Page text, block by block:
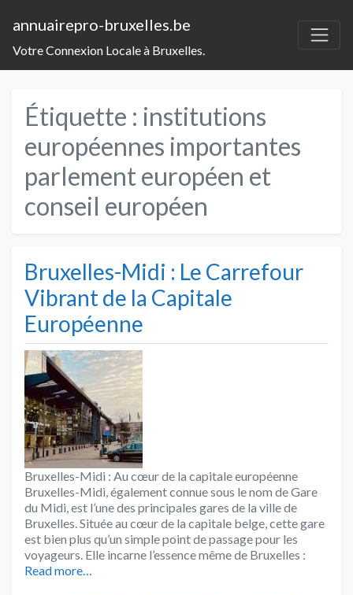
annuairepro-bruxelles.be
Votre Connexion Locale à Bruxelles.
Étiquette : institutions
européennes importantes
parlement européen et
conseil européen
Bruxelles-Midi : Le Carrefour
Vibrant de la Capitale
Européenne
Bruxelles-Midi : Au cœur de la capitale européenne
Bruxelles-Midi, également connue sous le nom de Gare
du Midi, est l’une des principales gares de la ville de
Bruxelles. Située au cœur de la capitale belge, cette gare
est bien plus qu’un simple point de passage pour les
voyageurs. Elle incarne l’essence même de Bruxelles :
Read more…